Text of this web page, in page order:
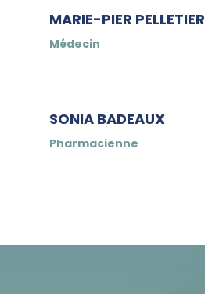
MARIE-PIER PELLETIER
Médecin
SONIA BADEAUX
Pharmacienne